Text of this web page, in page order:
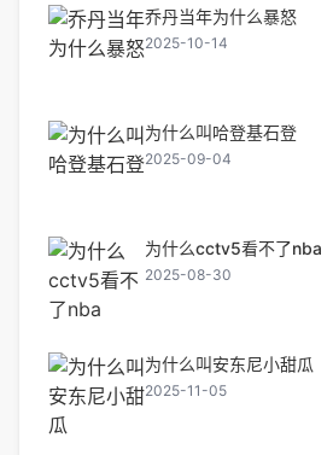
乔丹当年为什么暴怒
2025-10-14
为什么叫哈登基石登
2025-09-04
为什么cctv5看不了nba
2025-08-30
为什么叫安东尼小甜瓜
2025-11-05